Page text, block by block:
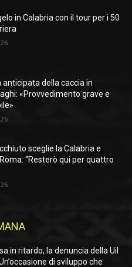
in Calabria con il tour per i 50
anticipata della caccia in
«Provvedimento grave e
sceglie la Calabria e
“Resterò qui per quattro
in ritardo, la denuncia della Uil
di sviluppo che